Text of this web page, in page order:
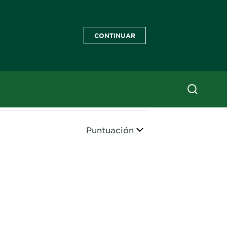
CONTINUAR
Ordenar
Puntuación